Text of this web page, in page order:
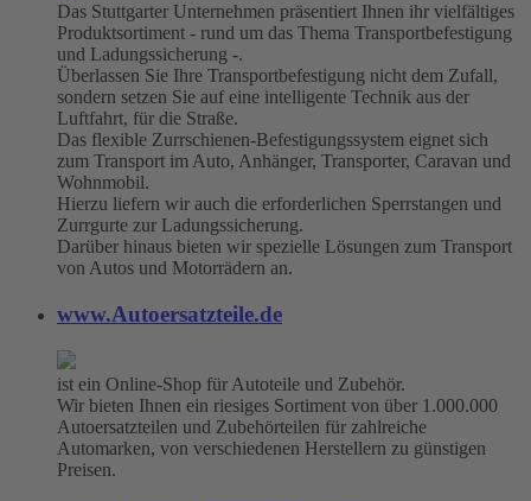
Das Stuttgarter Unternehmen präsentiert Ihnen ihr vielfältiges
Produktsortiment - rund um das Thema Transportbefestigung
und Ladungssicherung -.
Überlassen Sie Ihre Transportbefestigung nicht dem Zufall,
sondern setzen Sie auf eine intelligente Technik aus der
Luftfahrt, für die Straße.
Das flexible Zurrschienen-Befestigungssystem eignet sich
zum Transport im Auto, Anhänger, Transporter, Caravan und
Wohnmobil.
Hierzu liefern wir auch die erforderlichen Sperrstangen und
Zurrgurte zur Ladungssicherung.
Darüber hinaus bieten wir spezielle Lösungen zum Transport
von Autos und Motorrädern an.
www.Autoersatzteile.de
ist ein Online-Shop für Autoteile und Zubehör.
Wir bieten Ihnen ein riesiges Sortiment von über 1.000.000
Autoersatzteilen und Zubehörteilen für zahlreiche
Automarken, von verschiedenen Herstellern zu günstigen
Preisen.